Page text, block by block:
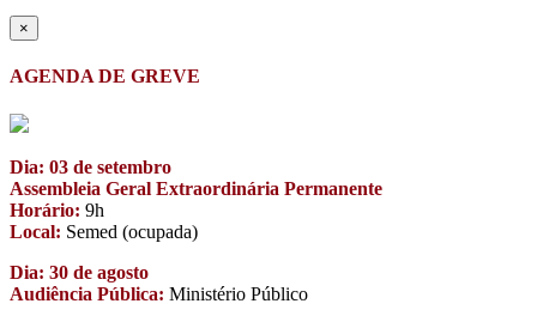
×
AGENDA DE GREVE
Dia: 03 de setembro
Assembleia Geral Extraordinária Permanente
Horário: 9h
Local: Semed (ocupada)
Dia: 30 de agosto
Audiência Pública: Ministério Público